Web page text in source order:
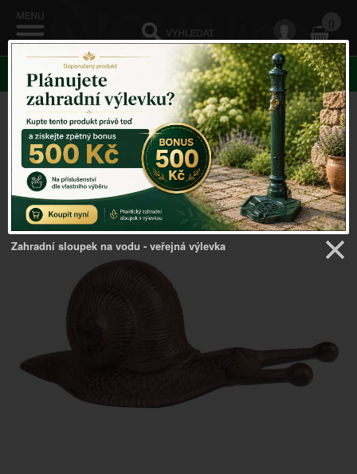
0
KATEGORIE
Venkovský domov ->ROHOŽKY A ŠKRABADLA-
>Zouvák na boty šnek 32x13x13cm
Zahradní sloupek na vodu - veřejná výlevka